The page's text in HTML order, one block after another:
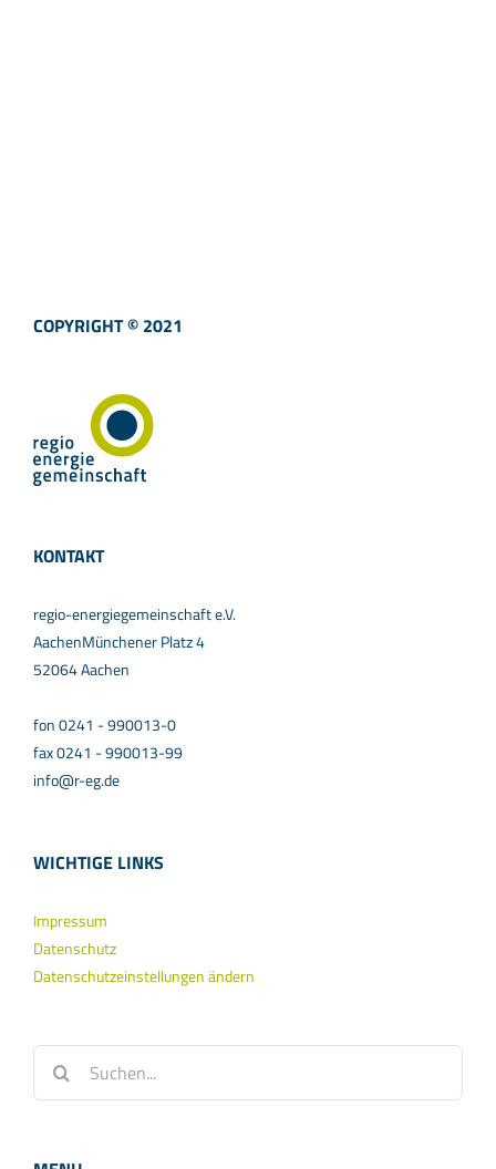
COPYRIGHT © 2021
KONTAKT
regio-energiegemeinschaft e.V.
AachenMünchener Platz 4
52064 Aachen
fon 0241 - 990013-0
fax 0241 - 990013-99
info@r-eg.de
WICHTIGE LINKS
Impressum
Datenschutz
Datenschutzeinstellungen ändern
nach: